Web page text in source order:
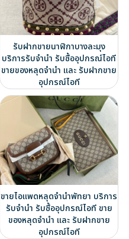
รับฝากขายนาฬิกาบางละมุง
บริการรับจำนำ รับซื้ออุปกรณ์ไอที
ขายของหลุดจำนำ และ รับฝากขาย
อุปกรณ์ไอที
ขายไอแพดหลุดจำนำพัทยา บริการ
รับจำนำ รับซื้ออุปกรณ์ไอที ขาย
ของหลุดจำนำ และ รับฝากขาย
อุปกรณ์ไอที